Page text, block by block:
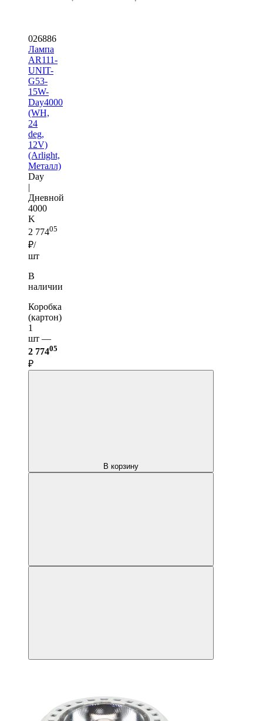
026886
Лампа
AR111-
UNIT-
G53-
15W-
Day4000
(WH,
24
deg,
12V)
(Arlight,
Металл)
Day
|
Дневной
4000
K
2 77405
₽/
шт
В
наличии
Коробка
(картон)
1
шт —
2 77405
₽
В корзину